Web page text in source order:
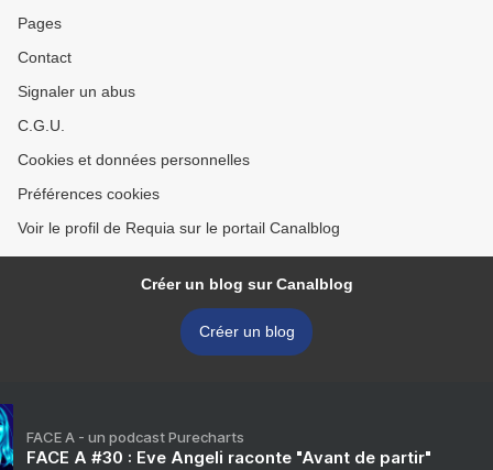
Pages
Contact
Signaler un abus
C.G.U.
Cookies et données personnelles
Préférences cookies
Voir le profil de Requia sur le portail Canalblog
Créer un blog sur Canalblog
Créer un blog
FACE A - un podcast Purecharts
FACE A #30 : Eve Angeli raconte "Avant de partir"